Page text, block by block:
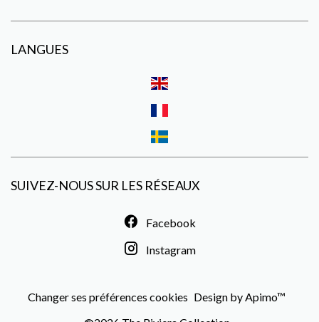
LANGUES
SUIVEZ-NOUS SUR LES RÉSEAUX
Facebook
Instagram
Changer ses préférences cookies Design byApimo™